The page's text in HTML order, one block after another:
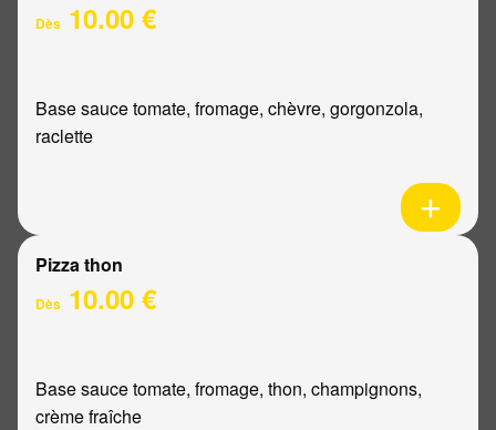
Dès 10.00 €
Base sauce tomate, fromage, chèvre, gorgonzola,
raclette
Pizza thon
Dès 10.00 €
Base sauce tomate, fromage, thon, champignons,
crème fraîche